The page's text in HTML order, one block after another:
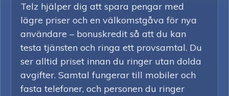
Telz hjälper dig att spara pengar med
lägre priser och en välkomstgåva för nya
användare – bonuskredit så att du kan
testa tjänsten och ringa ett provsamtal. Du
ser alltid priset innan du ringer utan dolda
avgifter. Samtal fungerar till mobiler och
fasta telefoner, och personen du ringer